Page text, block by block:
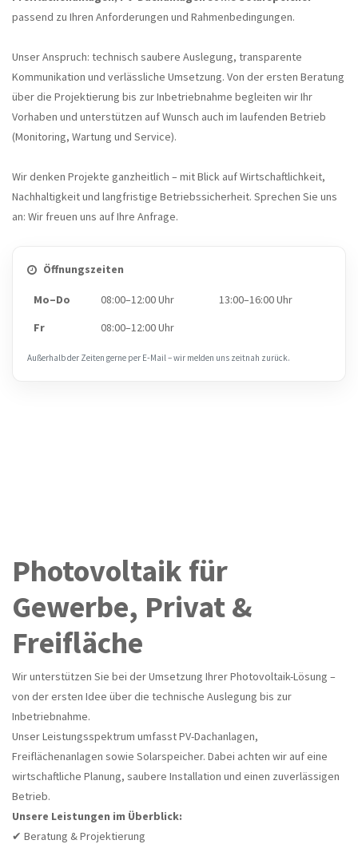
passend zu Ihren Anforderungen und Rahmenbedingungen.
Unser Anspruch: technisch saubere Auslegung, transparente
Kommunikation und verlässliche Umsetzung. Von der ersten Beratung
über die Projektierung bis zur Inbetriebnahme begleiten wir Ihr
Vorhaben und unterstützen auf Wunsch auch im laufenden Betrieb
(Monitoring, Wartung und Service).
Wir denken Projekte ganzheitlich – mit Blick auf Wirtschaftlichkeit,
Nachhaltigkeit und langfristige Betriebssicherheit. Sprechen Sie uns
an: Wir freuen uns auf Ihre Anfrage.
Öffnungszeiten
Mo–Do 08:00–12:00 Uhr
13:00–16:00 Uhr
Fr
08:00–12:00 Uhr
Außerhalb der Zeiten gerne per E‑Mail – wir melden uns zeitnah zurück.
Photovoltaik für
Gewerbe, Privat &
Freifläche
Wir unterstützen Sie bei der Umsetzung Ihrer Photovoltaik-Lösung –
von der ersten Idee über die technische Auslegung bis zur
Inbetriebnahme.
Unser Leistungsspektrum umfasst PV-Dachanlagen,
Freiflächenanlagen sowie Solarspeicher. Dabei achten wir auf eine
wirtschaftliche Planung, saubere Installation und einen zuverlässigen
Betrieb.
Unsere Leistungen im Überblick:
✔ Beratung & Projektierung